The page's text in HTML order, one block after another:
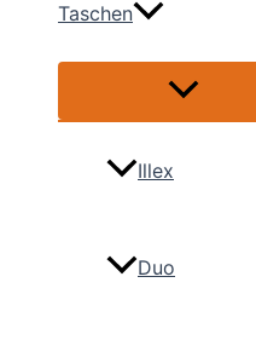
Taschen
Menü
Illex
Duo